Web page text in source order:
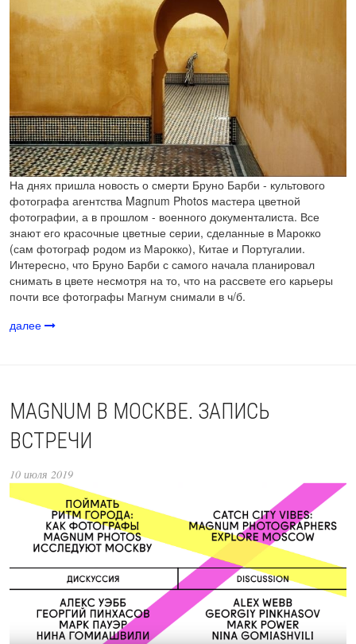
На днях пришла новость о смерти Бруно Барби - культового
фотографа агентства Magnum Photos мастера цветной
фотографии, а в прошлом - военного документалиста. Все
знают его красочные цветные серии, сделанные в Марокко
(сам фотограф родом из Марокко), Китае и Португалии.
Интересно, что Бруно Барби с самого начала планировал
снимать в цвете несмотря на то, что на рассвете его карьеры
почти все фотографы Магнум снимали в ч/б.
далее
MAGNUM В МОСКВЕ. ЗАПИСЬ
ВСТРЕЧИ
10 июля 2019